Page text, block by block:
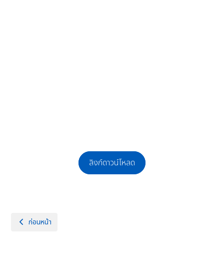
ลิงก์ดาวน์โหลด
เนื้อหาก่อนหน้า: เอกสารดาวน์โหลดที่ 2 ทิศทางการพัฒนาคุณภาพสถานศึกษา
ก่อนหน้า